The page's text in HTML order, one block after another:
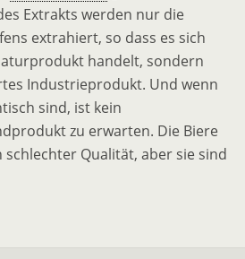
Extrakts werden nur die
extrahiert, so dass es sich
handelt, sondern
Industrieprodukt. Und wenn
sind, ist kein
zu erwarten. Die Biere
Qualität, aber sie sind